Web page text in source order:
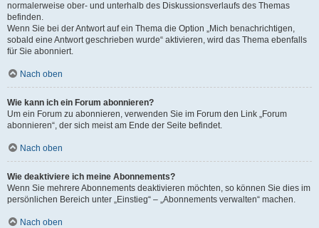
normalerweise ober- und unterhalb des Diskussionsverlaufs des Themas
befinden.
Wenn Sie bei der Antwort auf ein Thema die Option „Mich benachrichtigen,
sobald eine Antwort geschrieben wurde“ aktivieren, wird das Thema ebenfalls
für Sie abonniert.
Nach oben
Wie kann ich ein Forum abonnieren?
Um ein Forum zu abonnieren, verwenden Sie im Forum den Link „Forum
abonnieren“, der sich meist am Ende der Seite befindet.
Nach oben
Wie deaktiviere ich meine Abonnements?
Wenn Sie mehrere Abonnements deaktivieren möchten, so können Sie dies im
persönlichen Bereich unter „Einstieg“ – „Abonnements verwalten“ machen.
Nach oben